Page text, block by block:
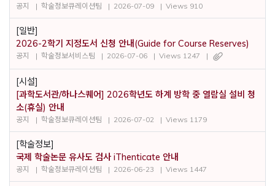
공지 학술정보큐레이션팀 2026-07-09 Views 910
[일반]
2026-2학기 지정도서 신청 안내(Guide for Course Reserves)
공지 학술정보서비스팀 2026-07-06 Views 1247
[시설]
[과학도서관/하나스퀘어] 2026학년도 하계 방학 중 열람실 설비 청
소(휴실) 안내
공지 학술정보큐레이션팀 2026-07-02 Views 1179
[학술정보]
국제 학술논문 유사도 검사 iThenticate 안내
공지 학술정보큐레이션팀 2026-06-23 Views 1447